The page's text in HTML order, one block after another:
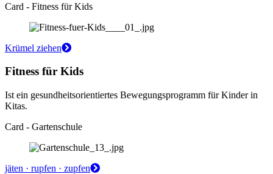
Card - Fitness für Kids
Krümel ziehen
Fitness für Kids
Ist ein gesundheitsorientiertes Bewegungsprogramm für Kinder in
Kitas.
Card - Gartenschule
jäten · rupfen · zupfen